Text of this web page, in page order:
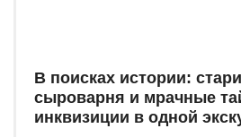
В поисках истории:
сыроварня и мрачные
инквизиции в одной